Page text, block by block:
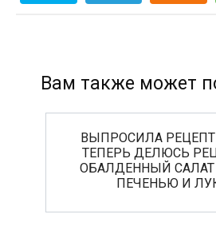
Вам также может
ВЫПРОСИЛА
ТЕПЕРЬ ДЕЛЮСЬ
ОБАЛДЕННЫЙ
ПЕЧЕНЬЮ И